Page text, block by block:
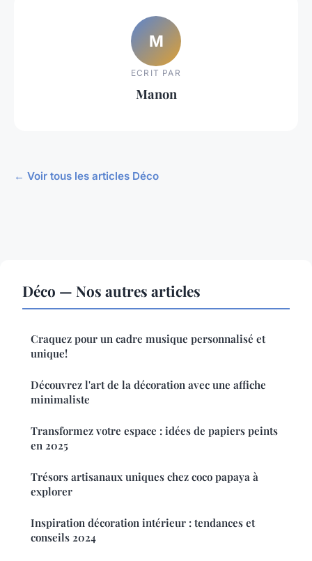
M
ECRIT PAR
Manon
← Voir tous les articles Déco
Déco — Nos autres articles
Craquez pour un cadre musique personnalisé et
unique!
Découvrez l'art de la décoration avec une affiche
minimaliste
Transformez votre espace : idées de papiers peints
en 2025
Trésors artisanaux uniques chez coco papaya à
explorer
Inspiration décoration intérieur : tendances et
conseils 2024